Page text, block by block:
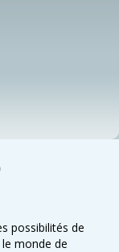
possibilités de
monde de